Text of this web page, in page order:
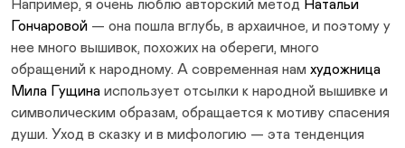
Например, я очень люблю авторский метод Натальи
Гончаровой — она пошла вглубь, в архаичное, и поэтому у
нее много вышивок, похожих на обереги, много
обращений к народному. А современная нам художница
Мила Гущина использует отсылки к народной вышивке и
символическим образам, обращается к мотиву спасения
души. Уход в сказку и в мифологию — эта тенденция